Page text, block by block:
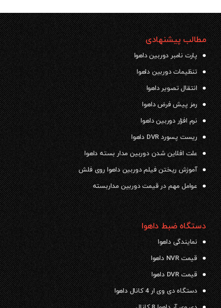
مطالب پیشنهادی
پارت نامبر دوربین داهوا
تنظیمات دوربین داهوا
انتقال تصویر داهوا
رمز پیش فرض داهوا
نرم افزار دوربین داهوا
ریست پسورد DVR داهوا
علت افلاین شدن دوربین مدار بسته داهوا
آموزش ریختن فیلم دوربین داهوا روی فلش
عوامل مهم در قیمت دوربین مداربسته
دستگاه ضبط داهوا
نمایندگی داهوا
قیمت NVR داهوا
قیمت DVR داهوا
دستگاه دی وی ار 4 کانال داهوا